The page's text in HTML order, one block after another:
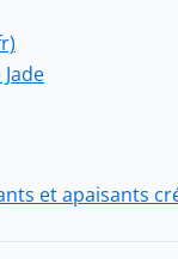
et apaisants